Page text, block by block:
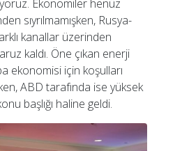
Ekonomiler henüz
sıyrılmamışken, Rusya-
kanallar üzerinden
kaldı. Öne çıkan enerji
ekonomisi için koşulları
ABD tarafında ise yüksek
başlığı haline geldi.